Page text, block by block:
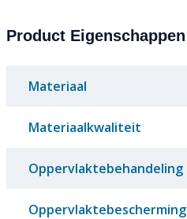
Product Eigenschappen
Materiaal
Materiaalkwaliteit
Oppervlaktebehandeling
Oppervlaktebescherming